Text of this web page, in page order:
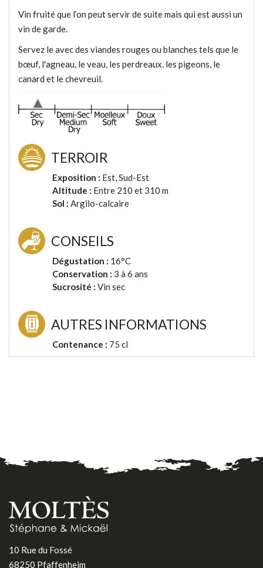
Vin fruité que l’on peut servir de suite mais qui est aussi un
vin de garde.
Servez le avec des viandes rouges ou blanches tels que le
bœuf, l'agneau, le veau, les perdreaux, les pigeons, le
canard et le chevreuil.
TERROIR
Exposition : Est, Sud-Est
Altitude : Entre 210 et 310 m
Sol : Argilo-calcaire
CONSEILS
Dégustation : 16°C
Conservation : 3 à 6 ans
Sucrosité : Vin sec
AUTRES INFORMATIONS
Contenance : 75 cl
10 Rue du Fossé
68250 Pfaffenheim